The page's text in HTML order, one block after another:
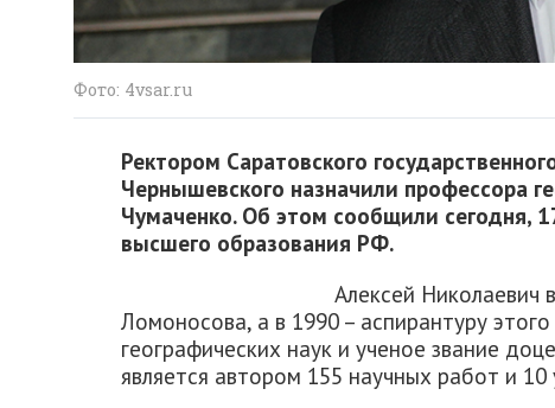
Фото: 4vsar.ru
Ректором Саратовского
Чернышевского назначили профессора
Чумаченко. Об этом сообщили сегодня,
высшего образования РФ.
Алексей Николаевич
Ломоносова, а в 1990 – аспирантуру
географических наук и ученое звание
является автором 155 научных работ и